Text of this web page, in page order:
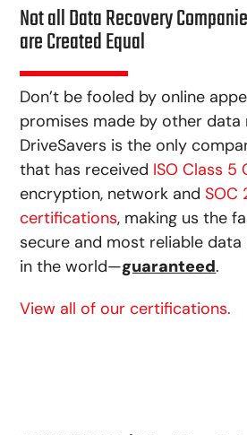
Not all Data Recovery
are Created Equal
Don’t be fooled by online
promises made by other data
DriveSavers is the only
that has received ISO Class 5
encryption, network andSOC
certifications, making us the
secure and most reliable
in the world—guaranteed.
View all of our certifications.